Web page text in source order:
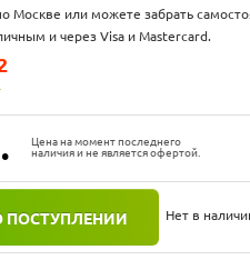
Москве или можете забрать
и через Visa и Mastercard.
Цена на момент последнего
наличия и не является офертой.
ПОСТУПЛЕНИИ Нет в